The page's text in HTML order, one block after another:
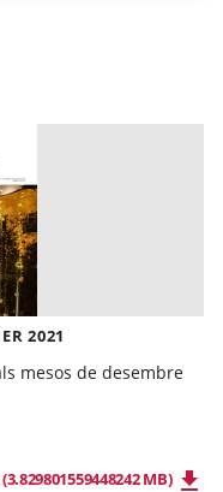
2021
mesos de desembre
(3.829801559448242 MB)